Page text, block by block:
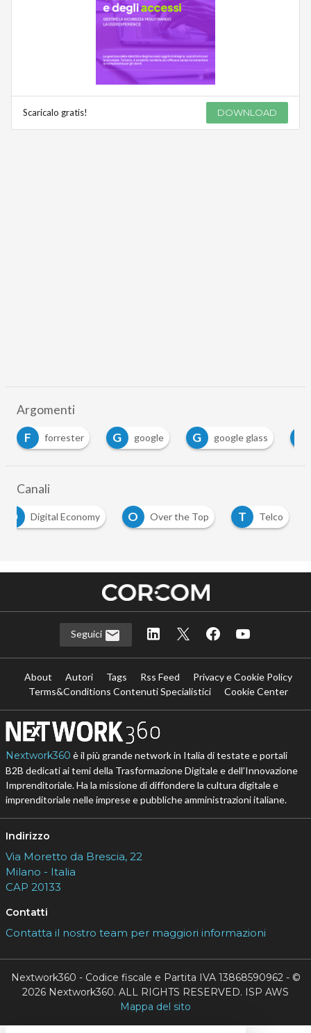
Scaricalo gratis! DOWNLOAD
Argomenti
F
forrester G google G google glass
Canali
D
Digital Economy O Over the Top T Telco
Seguici
About Autori Tags Rss Feed
Privacy e Cookie Policy
Terms&Conditions Contenuti Specialistici
Cookie Center
Nextwork360 è il più grande network in Italia di testate e portali
B2B dedicati ai temi della Trasformazione Digitale e dell’Innovazione
Imprenditoriale. Ha la missione di diffondere la cultura digitale e
imprenditoriale nelle imprese e pubbliche amministrazioni italiane.
Indirizzo
Via Moretto da Brescia, 22
Milano - Italia
CAP 20133
Contatti
Contatta il nostro team per maggiori informazioni
Nextwork360 - Codice fiscale e Partita IVA 13868590962 - ©
2026 Nextwork360. ALL RIGHTS RESERVED. ISP AWS
Mappa del sito